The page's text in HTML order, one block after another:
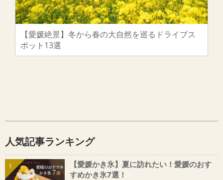
【愛媛絶景】冬から春の大自然を巡るドライブス
ポット13選
人気記事ランキング
1
【愛媛かき氷】夏に訪れたい！愛媛のおす
すめかき氷7選！